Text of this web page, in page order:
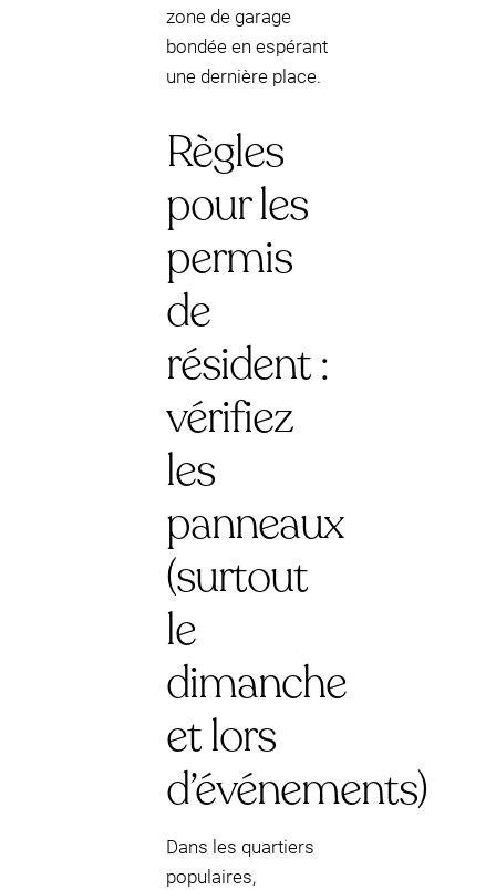
zone de garage
bondée en espérant
une dernière place.
Règles
pour les
permis
de
résident :
vérifiez
les
panneaux
(surtout
le
dimanche
et lors
d’événements)
Dans les quartiers
populaires,